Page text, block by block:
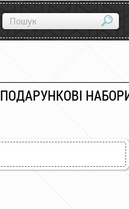
ПОДАРУНКОВІ